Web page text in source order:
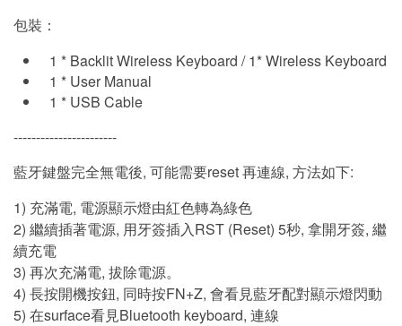
包裝：
1 * Backlit Wireless Keyboard / 1* Wireless Keyboard
1 * User Manual
1 * USB Cable
-----------------------
藍牙鍵盤完全無電後, 可能需要reset 再連線, 方法如下:
1) 充滿電, 電源顯示燈由紅色轉為綠色
2) 繼續插著電源, 用牙簽插入RST (Reset) 5秒, 拿開牙簽, 繼
續充電
3) 再次充滿電, 拔除電源。
4) 長按開機按鈕, 同時按FN+Z, 會看見藍牙配對顯示燈閃動
5) 在surface看見Bluetooth keyboard, 連線